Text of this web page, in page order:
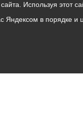
Используя этот
Яндексом в порядке и